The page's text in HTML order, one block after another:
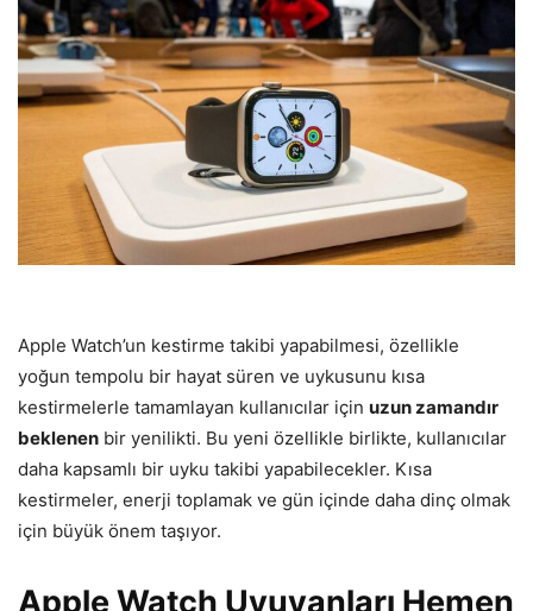
Apple Watch’un kestirme takibi yapabilmesi, özellikle
yoğun tempolu bir hayat süren ve uykusunu kısa
kestirmelerle tamamlayan kullanıcılar için uzun zamandır
beklenen bir yenilikti. Bu yeni özellikle birlikte, kullanıcılar
daha kapsamlı bir uyku takibi yapabilecekler. Kısa
kestirmeler, enerji toplamak ve gün içinde daha dinç olmak
için büyük önem taşıyor.
Apple Watch Uyuyanları Hemen